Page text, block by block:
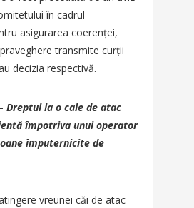
în cadrul
asigurarea coerenței,
transmite curții
decizia respectivă.
Dreptul la o cale de atac
împotriva unui operator
împuternicite de
vreunei căi de atac